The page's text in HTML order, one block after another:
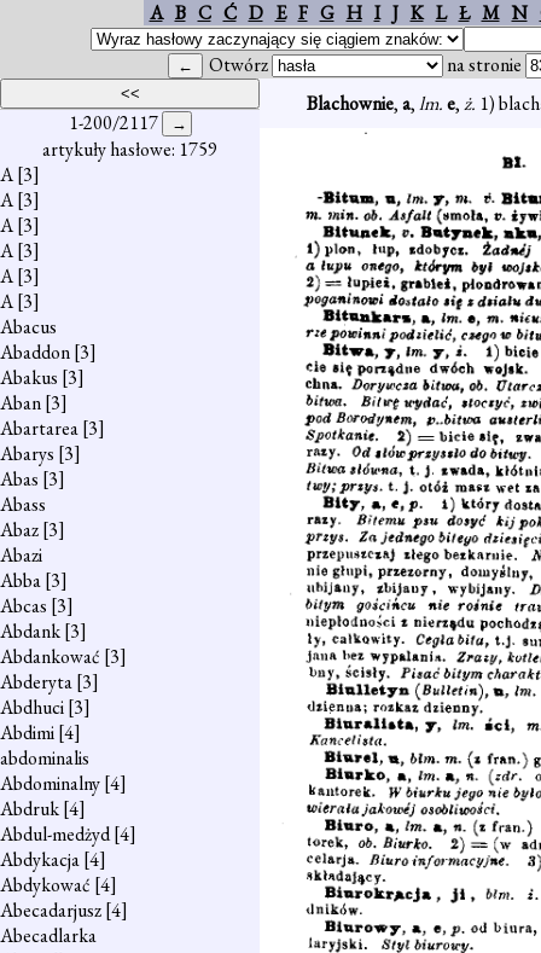
A B C Ć D E F G H I J K L Ł M N
Otwórz na stronie
1-200/2117
artykuły hasłowe: 1759
A[3]
A[3]
A[3]
A[3]
A[3]
A[3]
Abacus
Abaddon[3]
Abakus [3]
Aban[3]
Abartarea[3]
Abarys [3]
Abas [3]
Abass
Abaz[3]
Abazi
Abba[3]
Abcas [3]
Abdank[3]
Abdankować [3]
Abderyta[3]
Abdhuci[3]
Abdimi[4]
abdominalis
Abdominalny[4]
Abdruk[4]
Abdul-medżyd[4]
Abdykacja[4]
Abdykować [4]
Abecadarjusz[4]
Abecadlarka
Blachownie,a,lm.e,ż. 1)